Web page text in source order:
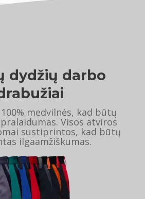
dydžių darbo
medvilnės, kad būtų
Visos atviros
sustiprintos, kad būtų
ilgaamžiškumas.